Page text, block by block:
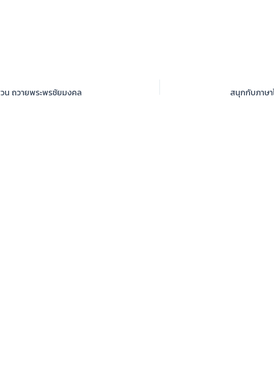
น ถวายพระพรชัยมงคล